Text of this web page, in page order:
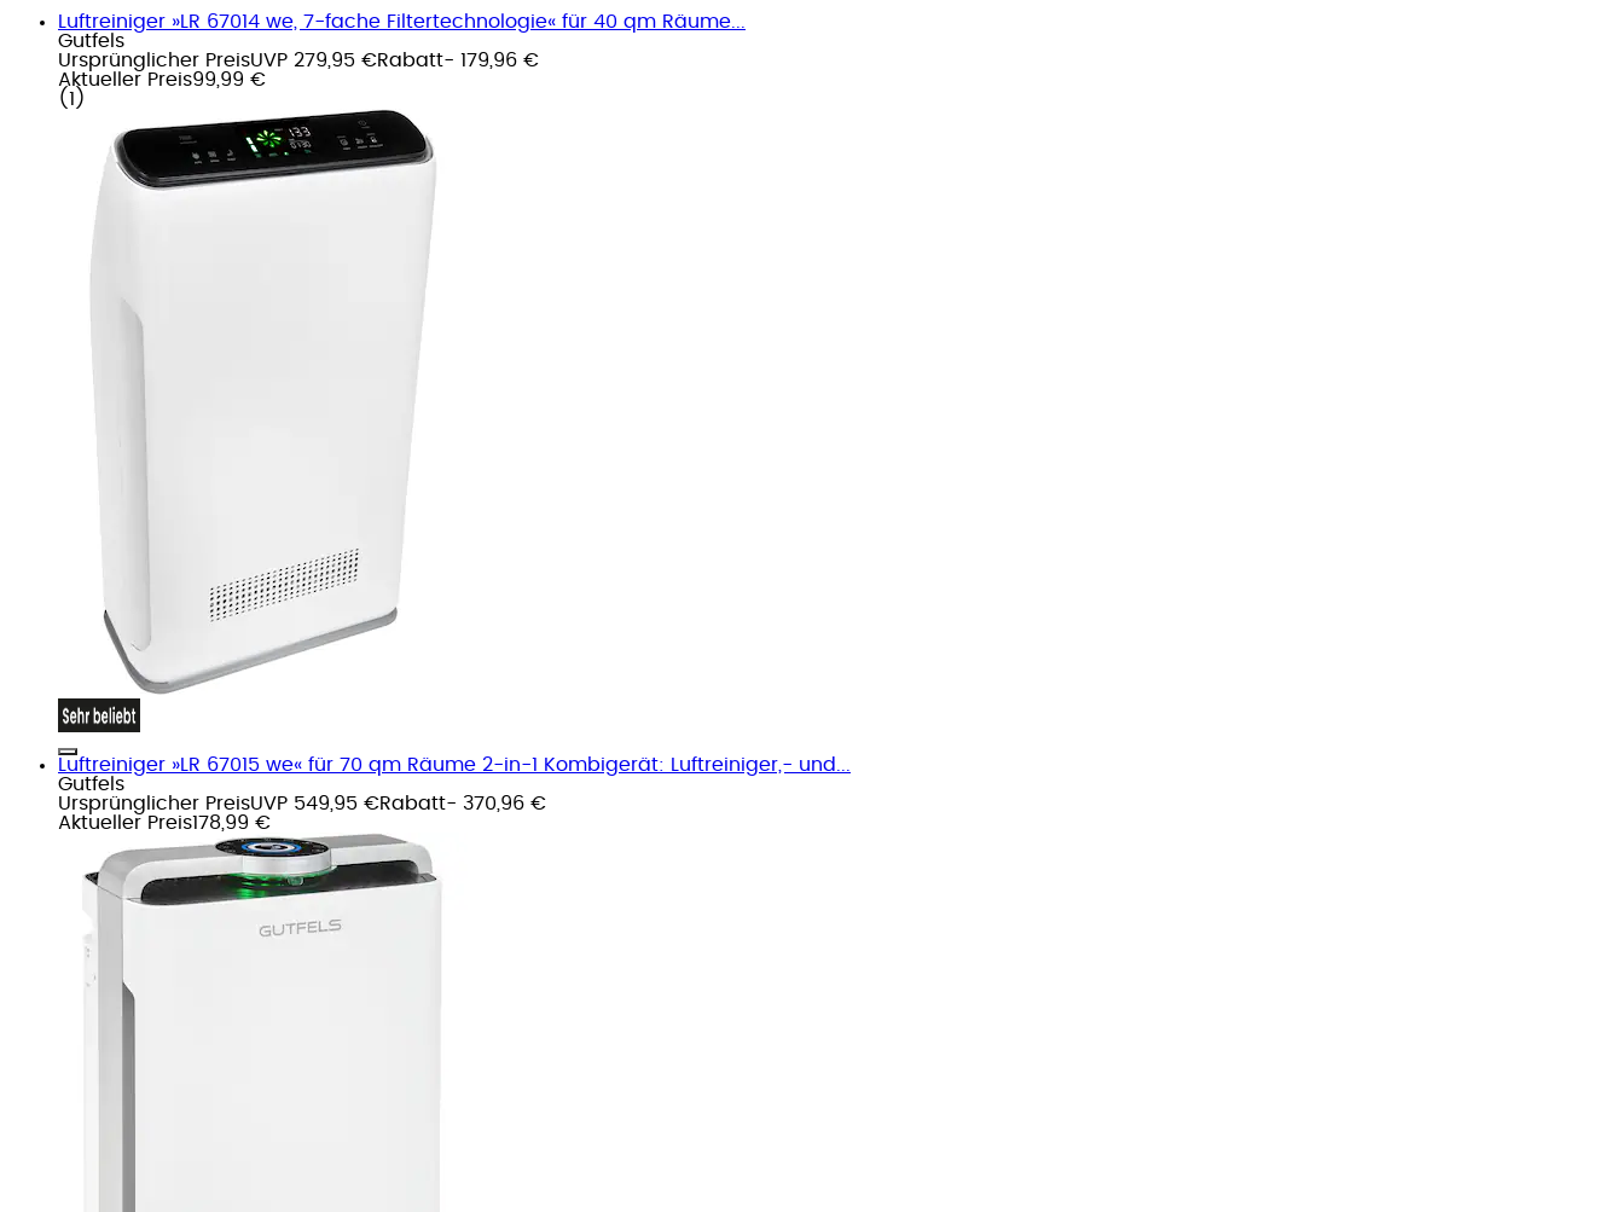
Luftreiniger »LR 67014 we, 7-fache Filtertechnologie« für 40 qm Räume...
Gutfels
Ursprünglicher PreisUVP 279,95 €Rabatt- 179,96 €
Aktueller Preis99,99 €
( 1 )
Luftreiniger »LR 67015 we« für 70 qm Räume 2-in-1 Kombigerät: Luftreiniger,- und...
Gutfels
Ursprünglicher PreisUVP 549,95 €Rabatt- 370,96 €
Aktueller Preis178,99 €